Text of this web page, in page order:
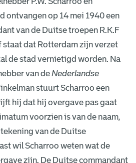
ontvangen op 14 mei 1940 een
van de Duitse troepen R.K.F
staat dat Rotterdam zijn verzet
de stad vernietigd worden. Na
van deNederlandse
stuurt Scharroo een
hij dat hij overgave pas gaat
voorzien is van de naam,
van de Duitse
wil Scharroo weten wat de
zijn. De Duitse commandant